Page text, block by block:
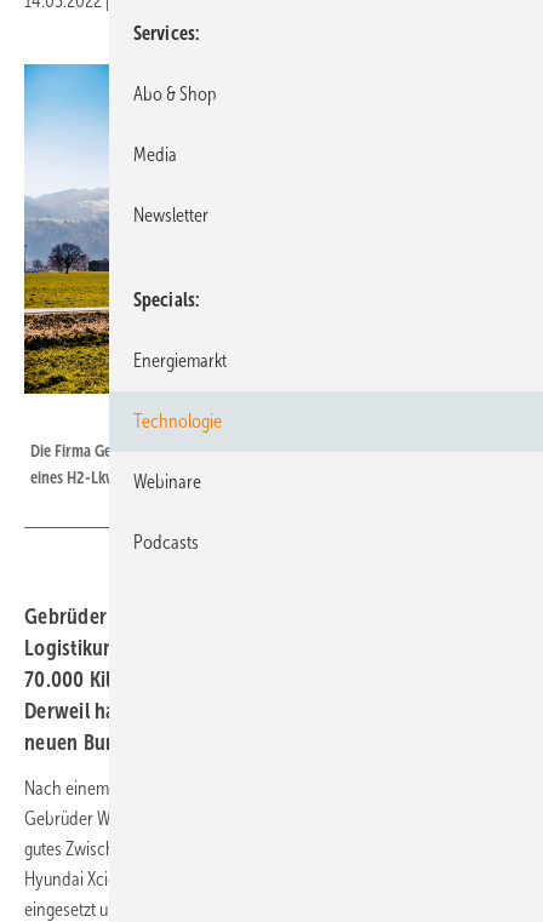
Die Firma Gebrüder Weiss zieht positive Bilanz nach einem Jahr Testbetrieb
eines H2-Lkws: 70.000 Kilometer ohne CO 2 Emissionen.
Gebrüder Weiss, ein führendes Transport- und
Logistikunternehmen Europas, zieht positive Bilanz nach
70.000 Kilometern Testbetrieb eines Wasserstoff-Lkws.
Derweil hagelt es Kritik an der Verkehrswendepolitik der
neuen Bundesregierung.
Nach einem Jahr stellt der Transport- und Logistikdienstleister
Gebrüder Weiss dem ersten Wasserstoff-Lkw seiner Fahrzeugflotte ein
gutes Zwischenzeugnis aus. Der in Altenrhein (Schweiz) stationierte
Hyundai Xcient Fuel Cell wird täglich im Stückgut-Nahverkehr
eingesetzt und hat sich dort in jeder Jahreszeit bewährt. Selbst auf
Services
Abo & Shop
Media
Newsletter
Specials
Energiemarkt
Technologie
Webinare
Podcasts